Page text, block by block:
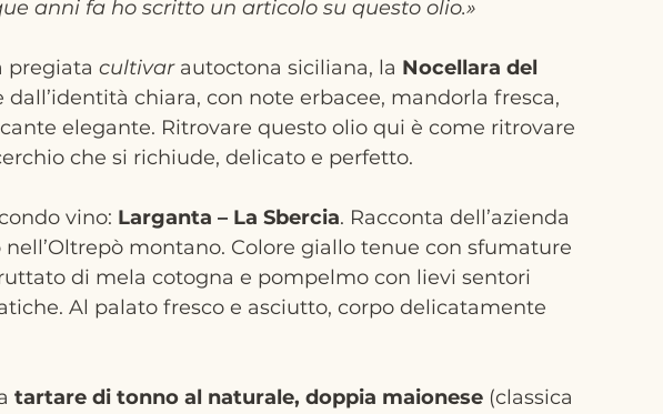
anni fa ho scritto un articolo su questo olio.»
pregiata cultivar autoctona siciliana, la Nocellara del
dall’identità chiara, con note erbacee, mandorla fresca,
elegante. Ritrovare questo olio qui è come ritrovare
che si richiude, delicato e perfetto.
vino: Larganta – La Sbercia. Racconta dell’azienda
montano. Colore giallo tenue con sfumature
di mela cotogna e pompelmo con lievi sentori
Al palato fresco e asciutto, corpo delicatamente
tartare di tonno al naturale, doppia maionese (classica